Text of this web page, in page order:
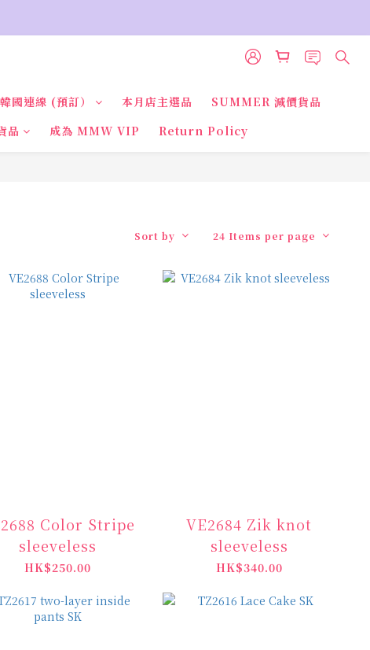
國連線 (預訂） 本月店主選品
SUMMER 減價貨品
品 成為 MMW VIP Return Policy
Sort by 24 Items per page
Color Stripe
sleeveless
HK$250.00
VE2684 Zik knot
sleeveless
HK$340.00